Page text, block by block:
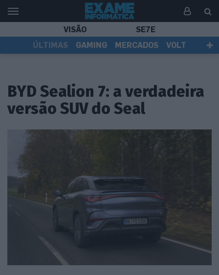
VISÃO
SE7E
ÚLTIMAS
GAMING MERCADOS
VOLT
BYD Sealion 7: a verdadeira
versão SUV do Seal